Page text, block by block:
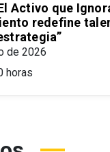
Activo que
redefine
de 2026
horas